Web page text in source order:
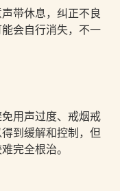
带休息，纠正不良
会自行消失，不一
用声过度、戒烟戒
到缓解和控制，但
完全根治。